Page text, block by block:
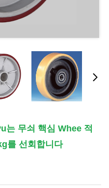
는 무쇠 핵심 Whee 적
를 선회합니다